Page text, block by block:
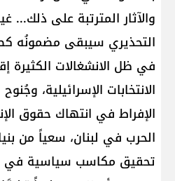
والآثار المترتبة على ذلك...
التحذيري سيبقى مضمونُه
في ظل الانشغالات الكثيرة
الانتخابات الإسرائيلية​،
الإفراط في انتهاك حقوق
الحرب في لبنان، سعياً من
تحقيق مكاسب سياسية في